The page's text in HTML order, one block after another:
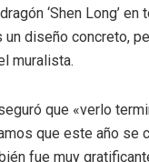
‘Shen Long’
un diseño concreto,
muralista.
que «verlo
que este año se
fue muy